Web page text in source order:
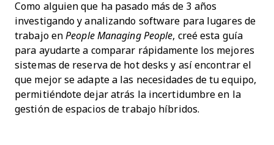
Como alguien que ha pasado más de 3 años
investigando y analizando software para lugares de
trabajo en People Managing People, creé esta guía
para ayudarte a comparar rápidamente los mejores
sistemas de reserva de hot desks y así encontrar el
que mejor se adapte a las necesidades de tu equipo,
permitiéndote dejar atrás la incertidumbre en la
gestión de espacios de trabajo híbridos.